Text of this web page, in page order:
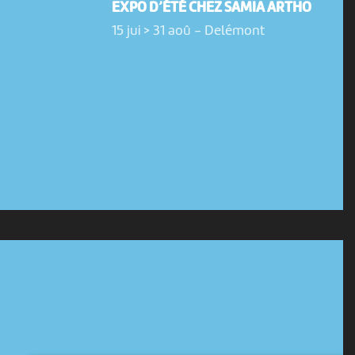
EXPO D’ÉTÉ CHEZ SAMIA ARTHO
15 jui > 31 aoû - Delémont